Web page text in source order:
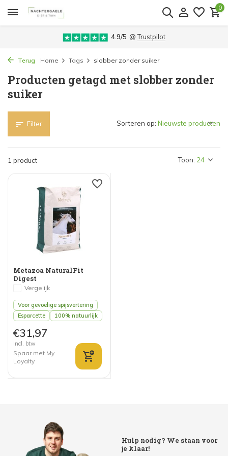
0
4.9/5 @Trustpilot
Terug Home Tags slobber zonder suiker
Producten getagd met slobber zonder
suiker
Filter
1 product Toon:
Sorteren op:
Metazoa NaturalFit
Digest
Vergelijk
Voor gevoelige spijsvertering
Esparcette
100% natuurlijk
€31,97
Incl. btw
Spaar met My
Loyalty
Hulp nodig? We staan voor
je klaar!